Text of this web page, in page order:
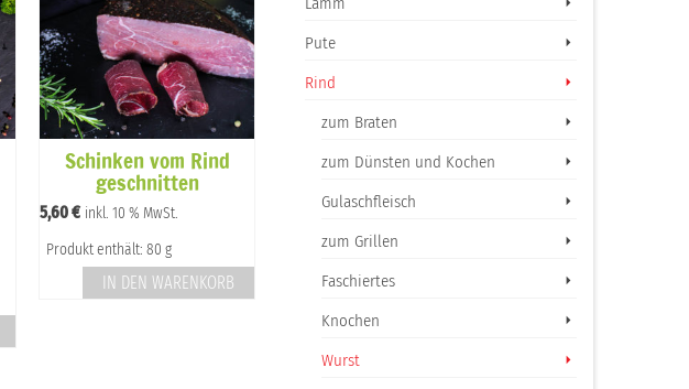
Schinken vom Rind
geschnitten
5,60€ inkl. 10 % MwSt.
Produkt enthält: 80 g
IN DEN WARENKORB
Salamisticks
Preis nach Abwaage
58,00 €/kg
inkl. 10 % MwSt.
Salami
Preis nach Abwaage
53,00
Pute
Rind
zum Braten
zum Dünsten und Kochen
Gulaschfleisch
zum Grillen
Faschiertes
Knochen
Wurst